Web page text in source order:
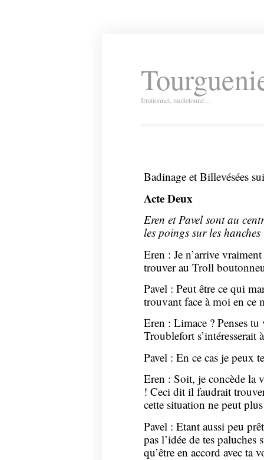
Irrationnel, molletonné…
Badinage et Billevésées
Acte Deux
Eren et Pavel sont au
les poings sur les hanches
Eren : Je n’arrive
trouver au Troll
Pavel : Peut être ce qui
trouvant face à moi en ce
Eren : Limace ? Penses
Troublefort s’intéresserait
Pavel : En ce cas je peux
Eren : Soit, je concède la
! Ceci dit il faudrait
cette situation ne peut
Pavel : Etant aussi peu
pas l’idée de tes paluches
qu’être en accord avec ta